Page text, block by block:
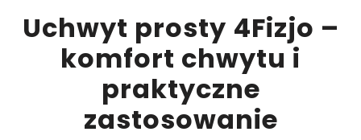
Uchwyt prosty 4Fizjo –
komfort chwytu i
praktyczne
zastosowanie